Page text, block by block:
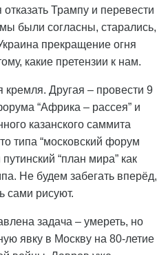
Трампу и перевести
были согласны, старались,
прекращение огня
какие претензии к нам.
Другая – провести 9
“Африка – рассея” и
казанского саммита
типа “московский форум
“план мира” как
Не будем забегать вперёд,
сами рисуют.
задача – умереть, но
явку в Москву на 80-летие